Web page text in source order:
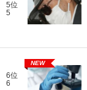
5位
5
6位
6
NEW